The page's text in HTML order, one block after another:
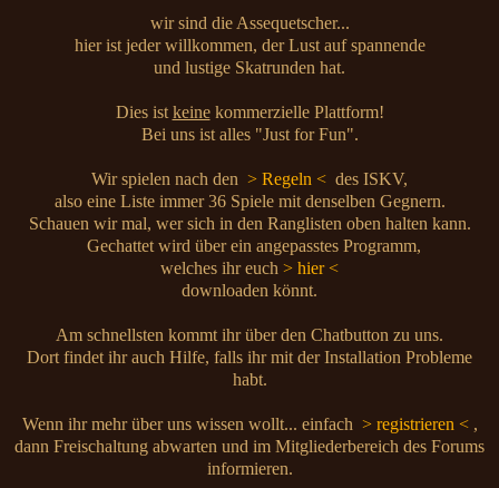
wir sind die Assequetscher...
hier ist jeder willkommen, der Lust auf spannende
und lustige Skatrunden hat.
Dies ist keinekommerzielle Plattform!
Bei uns ist alles "Just for Fun".
Wir spielen nach den > Regeln < des ISKV,
also eine Liste immer 36 Spiele mit denselben Gegnern.
Schauen wir mal, wer sich in den Ranglisten oben halten kann.
Gechattet wird über ein angepasstes Programm,
welches ihr euch > hier <
downloaden könnt.
Am schnellsten kommt ihr über den Chatbutton zu uns.
Dort findet ihr auch Hilfe, falls ihr mit der Installation Probleme
habt.
Wenn ihr mehr über uns wissen wollt... einfach > registrieren < ,
dann Freischaltung abwarten und im Mitgliederbereich des Forums
informieren.